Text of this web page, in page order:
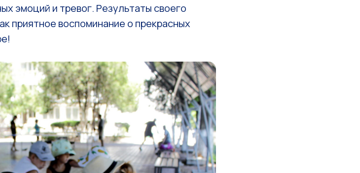
эмоций и тревог. Результаты своего
приятное воспоминание о прекрасных